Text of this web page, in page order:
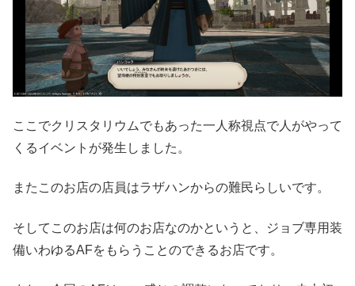
ここでクリスタリウムでもあった一人称視点で人がやって
くるイベントが発生しました。
またこのお店の店員はラザハンからの難民らしいです。
そしてこのお店は何のお店なのかというと、ジョブ専用装
備いわゆるAFをもらうことのできるお店です。